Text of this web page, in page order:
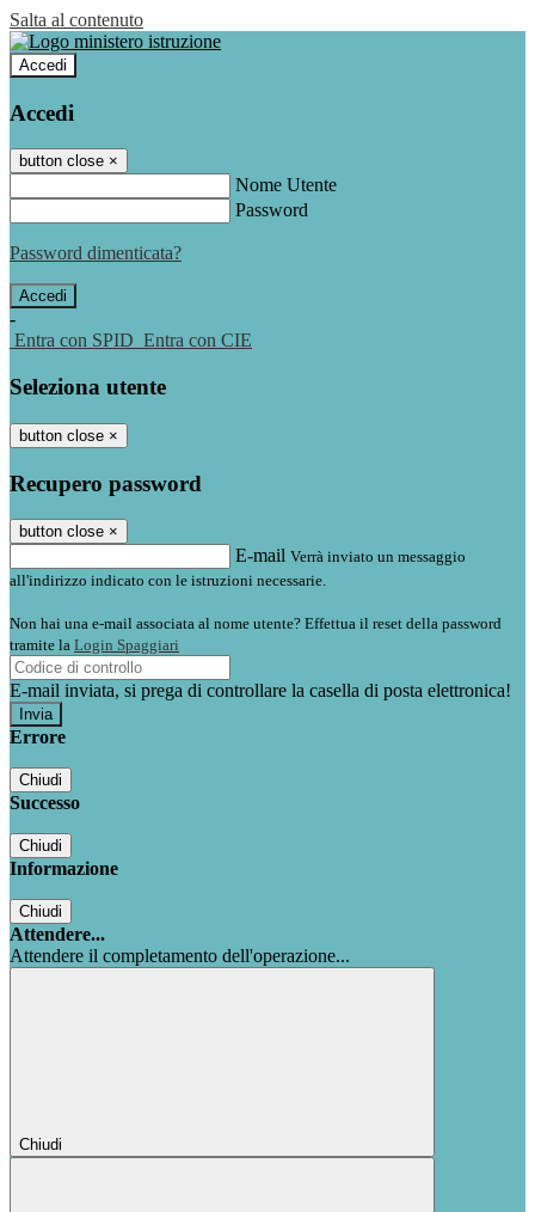
Salta al contenuto
Accedi
Accedi
button close ×
Nome Utente
Password
Password dimenticata?
-
Entra con SPID Entra con CIE
Seleziona utente
button close ×
Recupero password
button close ×
E-mail Verrà inviato un messaggio
all'indirizzo indicato con le istruzioni necessarie.
Non hai una e-mail associata al nome utente? Effettua il reset della password
tramite la Login Spaggiari
E-mail inviata, si prega di controllare la casella di posta elettronica!
Errore
Chiudi
Successo
Chiudi
Informazione
Chiudi
Attendere...
Attendere il completamento dell'operazione...
Chiudi